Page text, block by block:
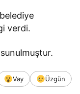
verdi.
Vay
Üzgün